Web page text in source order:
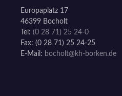
s
n
a
Europaplatz 17
46399 Bocholt
Tel: (0 28 71) 25 24-0
Fax: (0 28 71) 25 24-25
E-Mail: bocholt@kh-borken.de